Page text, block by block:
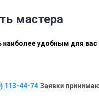
мастера
наиболее удобным для
113-44-74 Заявки